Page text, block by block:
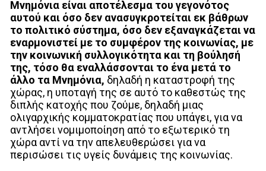
Μνημόνια είναι αποτέλεσμα του γεγονότος
αυτού και όσο δεν ανασυγκροτείται εκ βάθρων
το πολιτικό σύστημα, όσο δεν εξαναγκάζεται να
εναρμονιστεί με το συμφέρον της κοινωνίας, με
την κοινωνική συλλογικότητα και τη βούλησή
της, τόσο θα εναλλάσσονται το ένα μετά το
άλλο τα Μνημόνια, δηλαδή η καταστροφή της
χώρας, η υποταγή της σε αυτό το καθεστώς της
διπλής κατοχής που ζούμε, δηλαδή μιας
ολιγαρχικής κομματοκρατίας που υπάγει, για να
αντλήσει νομιμοποίηση από το εξωτερικό τη
χώρα αντί να την απελευθερώσει για να
περισώσει τις υγείς δυνάμεις της κοινωνίας.